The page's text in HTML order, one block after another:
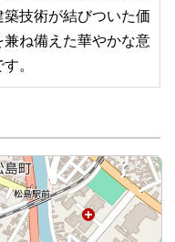
技術が結びついた価
ね備えた華やかな意
。